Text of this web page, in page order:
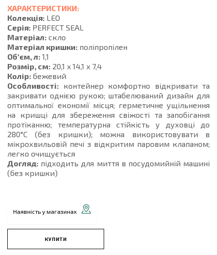
ХАРАКТЕРИСТИКИ:
Колекція: LEO
Серія: PERFECT SEAL
Матеріал: скло
Матеріал кришки: поліпропілен
Об'єм, л: 1,1
Розмір, см: 20,1 x 14,1 x 7,4
Колір: бежевий
Особливості: контейнер комфортно відкривати та
закривати однією рукою; штабелюваний дизайн для
оптимальної економії місця; герметичне ущільнення
на кришці для збереження свіжості та запобігання
протіканню; температурна стійкість у духовці до
280°C (без кришки); можна використовувати в
мікрохвильовій печі з відкритим паровим клапаном;
легко очищується
Догляд: підходить для миття в посудомийній машині
(без кришки)
Наявність у магазинах
КУПИТИ